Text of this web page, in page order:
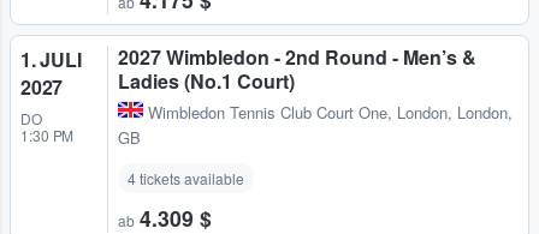
1. JULI
2027
DO
1:30 PM
2027 Wimbledon - 2nd Round - Men’s &
Ladies (No.1 Court)
Wimbledon Tennis Club Court One, London, London,
GB
4 tickets available
ab 4.309 $